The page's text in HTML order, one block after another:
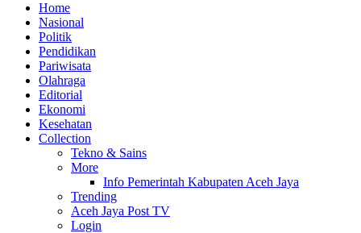
Home
Nasional
Politik
Pendidikan
Pariwisata
Olahraga
Editorial
Ekonomi
Kesehatan
Collection
Tekno & Sains
More
Info Pemerintah Kabupaten Aceh Jaya
Trending
Aceh Jaya Post TV
Login